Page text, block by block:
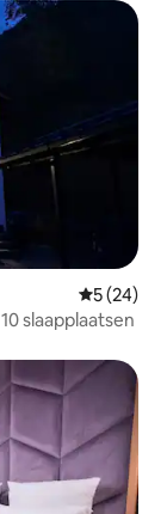
5 (24)
slaapplaatsen